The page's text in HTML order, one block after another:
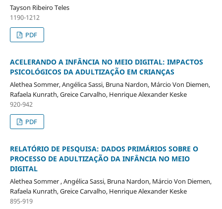
Tayson Ribeiro Teles
1190-1212
PDF
ACELERANDO A INFÂNCIA NO MEIO DIGITAL: IMPACTOS
PSICOLÓGICOS DA ADULTIZAÇÃO EM CRIANÇAS
Alethea Sommer, Angélica Sassi, Bruna Nardon, Márcio Von Diemen,
Rafaela Kunrath, Greice Carvalho, Henrique Alexander Keske
920-942
PDF
RELATÓRIO DE PESQUISA: DADOS PRIMÁRIOS SOBRE O
PROCESSO DE ADULTIZAÇÃO DA INFÂNCIA NO MEIO
DIGITAL
Alethea Sommer , Angélica Sassi, Bruna Nardon, Márcio Von Diemen,
Rafaela Kunrath, Greice Carvalho, Henrique Alexander Keske
895-919